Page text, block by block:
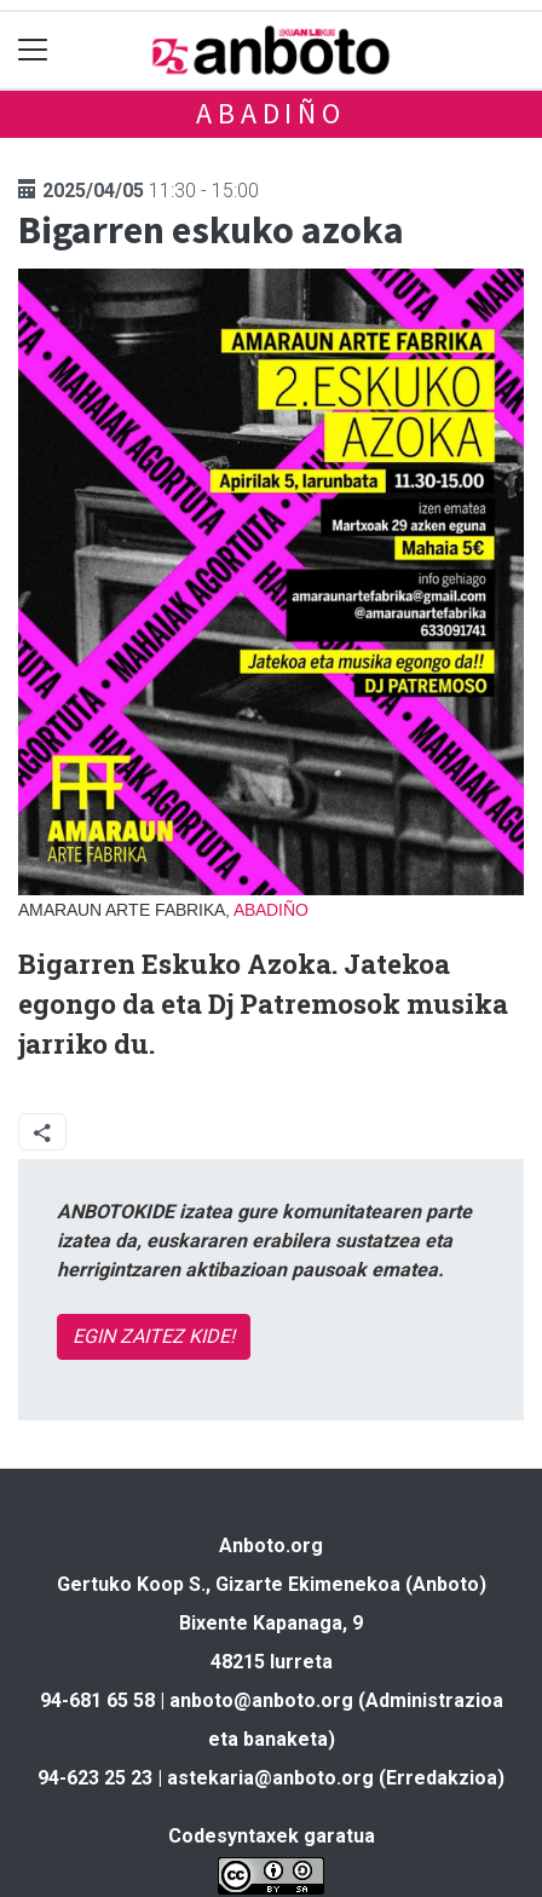
ABADIÑO
2025/04/05 11:30 - 15:00
Bigarren eskuko azoka
AMARAUN ARTE FABRIKA, ABADIÑO
Bigarren Eskuko Azoka. Jatekoa
egongo da eta Dj Patremosok musika
jarriko du.
ANBOTOKIDE izatea gure komunitatearen parte
izatea da, euskararen erabilera sustatzea eta
herrigintzaren aktibazioan pausoak ematea.
EGIN ZAITEZ KIDE!
Anboto.org
Gertuko Koop S., Gizarte Ekimenekoa (Anboto)
Bixente Kapanaga, 9
48215 Iurreta
94-681 65 58 | anboto@anboto.org (Administrazioa
eta banaketa)
94-623 25 23 | astekaria@anboto.org (Erredakzioa)
Codesyntaxek garatua